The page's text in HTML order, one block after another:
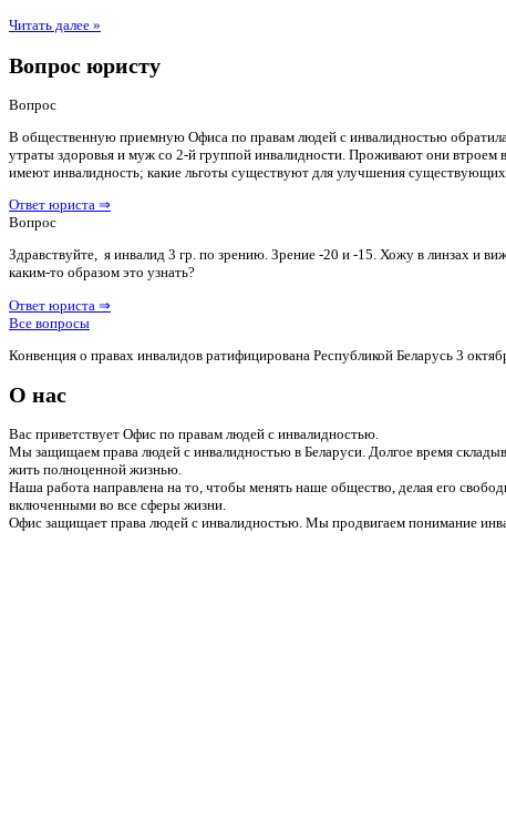
Читать далее »
Вопрос юристу
Вопрос
В общественную приемную Офиса по правам людей с инвалидностью
утраты здоровья и муж со 2-й группой инвалидности. Проживают они втроем
имеют инвалидность; какие льготы существуют для улучшения
Ответ юриста ⇒
Вопрос
Здравствуйте, я инвалид 3 гр. по зрению. Зрение -20 и -15. Хожу в линзах и
каким-то образом это узнать?
Ответ юриста ⇒
Все вопросы
Конвенция о правах инвалидов ратифицирована Республикой Беларусь 3
О нас
Вас приветствует Офис по правам людей с инвалидностью.
Мы защищаем права людей с инвалидностью в Беларуси. Долгое время
жить полноценной жизнью.
Наша работа направлена на то, чтобы менять наше общество, делая его
включенными во все сферы жизни.
Офис защищает права людей с инвалидностью. Мы продвигаем понимание